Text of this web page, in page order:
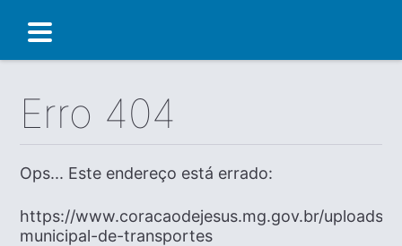
Erro 404
Ops... Este endereço está errado:
https://www.coracaodejesus.mg.gov.br/uploads/
municipal-de-transportes